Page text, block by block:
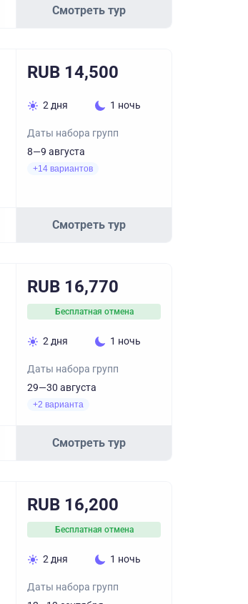
Смотреть тур
RUB 14,500
2 дня 1 ночь
Даты набора групп
8—9 августа
+14 вариантов
Смотреть тур
RUB 16,770
Бесплатная отмена
2 дня 1 ночь
Даты набора групп
29—30 августа
+2 варианта
Смотреть тур
RUB 16,200
Бесплатная отмена
2 дня 1 ночь
Даты набора групп